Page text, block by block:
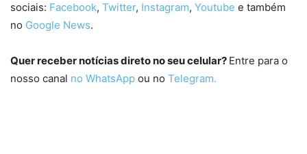
sociais: Facebook, Twitter, Instagram, Youtube e também
no Google News.
Quer receber notícias direto no seu celular? Entre para o
nosso canal no WhatsApp ou no Telegram.